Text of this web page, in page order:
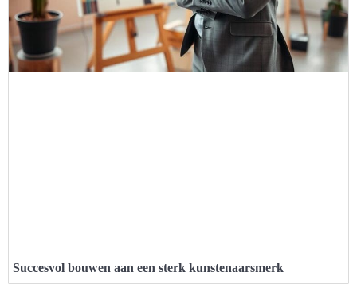
Succesvol bouwen aan een sterk kunstenaarsmerk